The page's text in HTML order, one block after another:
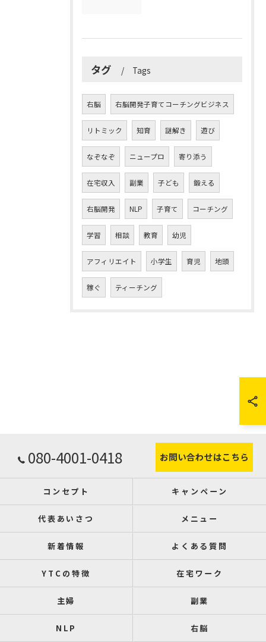
タグ Tags
右脳 右脳開発子育てコーチングビジネス
リトミック 知育 謎解き 遊び
なぞなぞ ニュープロ 寄り添う
在宅収入 副業 子ども 鍛える
右脳開発 NLP 子育て コーチング
学習 相談 教育 幼児
アフィリエイト 小学生 育児 地頭
稼ぐ ティーチング
080-4001-0418 お問い合わせはこちら
コンセプト キャンペーン
代表あいさつ メニュー
新着情報 よくある質問
YTCの特徴 在宅ワーク
主婦 副業
NLP 右脳